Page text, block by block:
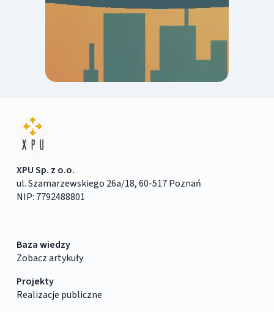
XPU Sp. z o.o.
ul. Szamarzewskiego 26a/18, 60-517 Poznań
NIP: 7792488801
Baza wiedzy
Zobacz artykuły
Projekty
Realizacje publiczne